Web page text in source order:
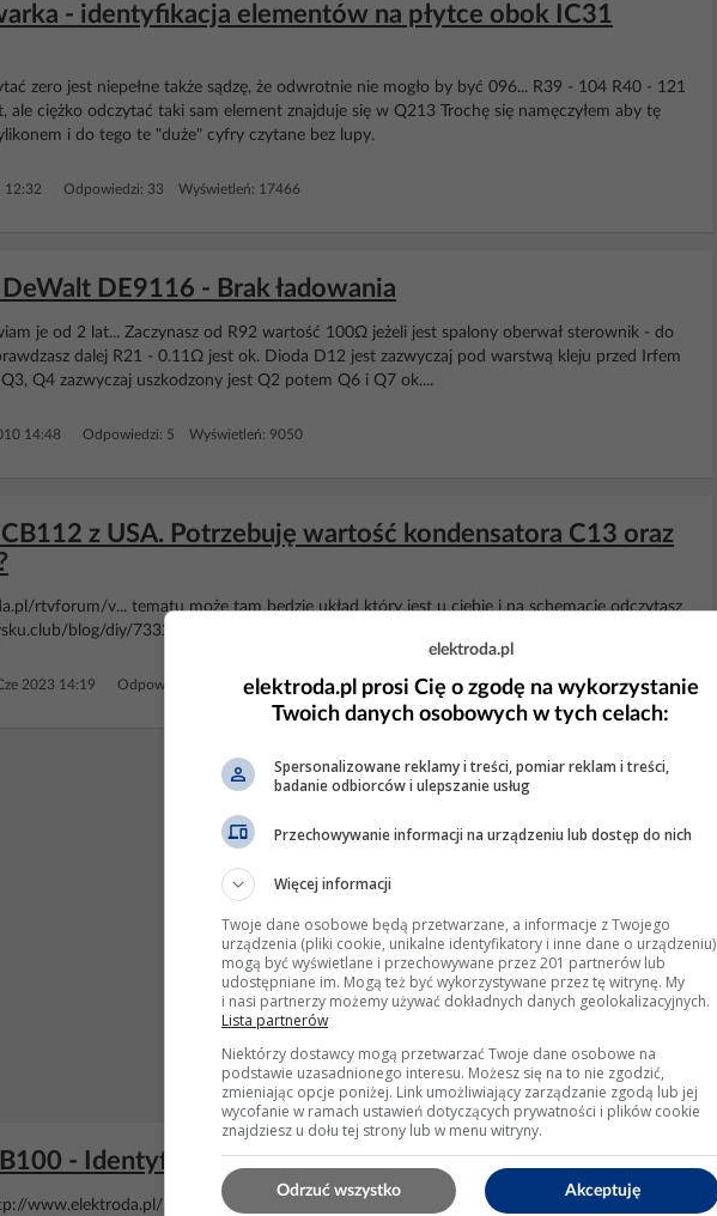
- identyfikacja elementów na płytce obok IC31
zero jest niepełne także sądzę, że odwrotnie nie mogło by być 096... R39 - 104 R40 - 121
ciężko odczytać taki sam element znajduje się w Q213 Trochę się namęczyłem aby tę
i do tego te "duże" cyfry czytane bez lupy.
12:32 Odpowiedzi: 33 Wyświetleń: 17466
DE9116 - Brak ładowania
je od 2 lat... Zaczynasz od R92 wartość 100Ω jeżeli jest spalony oberwał sterownik - do
dalej R21 - 0.11Ω jest ok. Dioda D12 jest zazwyczaj pod warstwą kleju przed Irfem
Q4 zazwyczaj uszkodzony jest Q2 potem Q6 i Q7 ok....
14:48 Odpowiedzi: 5 Wyświetleń: 9050
z USA. Potrzebuję wartość kondensatora C13 oraz
rtvforum/v... tematu może tam będzie układ który jest u ciebie i na schemacie odczytasz
blog/diy/73322.html
2023 14:19 Odpowiedzi: 4 Wyświetleń: 1134
REKLAMA
- Identyfikacja elementów.
www.elektroda.pl/rtvforum/topic26...
elektroda.pl
elektroda.pl prosi Cię o zgodę na wykorzystanie
Twoich danych osobowych w tych celach:
Spersonalizowane reklamy i treści, pomiar reklam i treści,
badanie odbiorców i ulepszanie usług
Przechowywanie informacji na urządzeniu lub dostęp do nich
Więcej informacji
Twoje dane osobowe będą przetwarzane, a informacje z Twojego
urządzenia (pliki cookie, unikalne identyfikatory i inne dane o urządzeniu)
mogą być wyświetlane i przechowywane przez 201 partnerów lub
udostępniane im. Mogą też być wykorzystywane przez tę witrynę. My
i nasi partnerzy możemy używać dokładnych danych geolokalizacyjnych.
Lista partnerów
Niektórzy dostawcy mogą przetwarzać Twoje dane osobowe na
podstawie uzasadnionego interesu. Możesz się na to nie zgodzić,
zmieniając opcje poniżej. Link umożliwiający zarządzanie zgodą lub jej
wycofanie w ramach ustawień dotyczących prywatności i plików cookie
znajdziesz u dołu tej strony lub w menu witryny.
Akceptuję
Odrzuć wszystko